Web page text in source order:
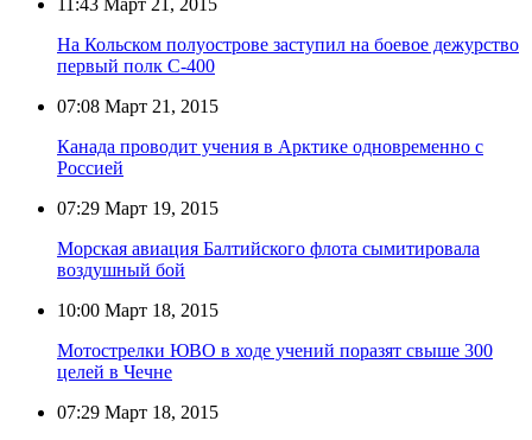
На Кольском полуострове заступил на боевое дежурство
первый полк С-400
07:08 Март 21, 2015
Канада проводит учения в Арктике одновременно с
Россией
07:29 Март 19, 2015
Морская авиация Балтийского флота сымитировала
воздушный бой
10:00 Март 18, 2015
Мотострелки ЮВО в ходе учений поразят свыше 300
целей в Чечне
07:29 Март 18, 2015